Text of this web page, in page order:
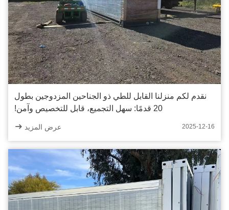
نقدم لكم منزلنا القابل للطي ذو الجناحين المزدوجين بطول
20 قدمًا: سهل التجميع، قابل للتخصيص وآمن!
2025-12-16 عرض المزيد